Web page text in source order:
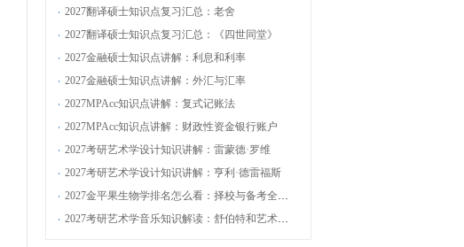
2027翻译硕士知识点复习汇总：老舍
2027翻译硕士知识点复习汇总：《四世同堂》
2027金融硕士知识点讲解：利息和利率
2027金融硕士知识点讲解：外汇与汇率
2027MPAcc知识点讲解：复式记账法
2027MPAcc知识点讲解：财政性资金银行账户
2027考研艺术学设计知识讲解：雷蒙德·罗维
2027考研艺术学设计知识讲解：亨利·德雷福斯
2027金平果生物学排名怎么看：择校与备考全攻略
2027考研艺术学音乐知识解读：舒伯特和艺术歌曲